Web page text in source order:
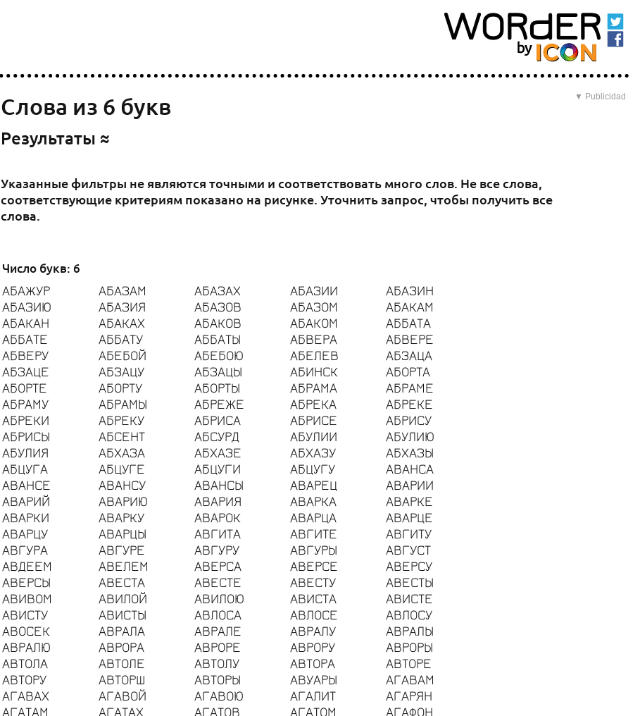
▼ Publicidad
Слова из 6 букв
Результаты ≈
Указанные фильтры не являются точными и соответствовать много слов. Не все слова,
соответствующие критериям показано на рисунке. Уточнить запрос, чтобы получить все
слова.
Число букв: 6
АБАЖУР
АБАЗАМ АБАЗАХ АБАЗИИ
АБАЗИН
АБАЗИЮ
АБАЗИЯ АБАЗОВ АБАЗОМ
АБАКАМ
АБАКАН
АБАКАХ АБАКОВ АБАКОМ
АББАТА
АББАТЕ
АББАТУ АББАТЫ АБВЕРА
АБВЕРЕ
АБВЕРУ
АБЕБОЙ АБЕБОЮ АБЕЛЕВ
АБЗАЦА
АБЗАЦЕ
АБЗАЦУ АБЗАЦЫ АБИНСК
АБОРТА
АБОРТЕ
АБОРТУ АБОРТЫ АБРАМА
АБРАМЕ
АБРАМУ
АБРАМЫ АБРЕЖЕ АБРЕКА
АБРЕКЕ
АБРЕКИ
АБРЕКУ АБРИСА АБРИСЕ
АБРИСУ
АБРИСЫ
АБСЕНТ АБСУРД АБУЛИИ
АБУЛИЮ
АБУЛИЯ
АБХАЗА АБХАЗЕ АБХАЗУ
АБХАЗЫ
АБЦУГА
АБЦУГЕ АБЦУГИ АБЦУГУ
АВАНСА
АВАНСЕ
АВАНСУ АВАНСЫ АВАРЕЦ
АВАРИИ
АВАРИЙ
АВАРИЮ АВАРИЯ АВАРКА
АВАРКЕ
АВАРКИ
АВАРКУ АВАРОК АВАРЦА
АВАРЦЕ
АВАРЦУ
АВАРЦЫ АВГИТА АВГИТЕ
АВГИТУ
АВГУРА
АВГУРЕ АВГУРУ АВГУРЫ
АВГУСТ
АВДЕЕМ
АВЕЛЕМ АВЕРСА АВЕРСЕ
АВЕРСУ
АВЕРСЫ
АВЕСТА АВЕСТЕ АВЕСТУ
АВЕСТЫ
АВИВОМ
АВИЛОЙ АВИЛОЮ АВИСТА
АВИСТЕ
АВИСТУ
АВИСТЫ АВЛОСА АВЛОСЕ
АВЛОСУ
АВОСЕК
АВРАЛА АВРАЛЕ АВРАЛУ
АВРАЛЫ
АВРАЛЮ
АВРОРА АВРОРЕ АВРОРУ
АВРОРЫ
АВТОЛА
АВТОЛЕ АВТОЛУ АВТОРА
АВТОРЕ
АВТОРУ
АВТОРШ АВТОРЫ АВУАРЫ
АГАВАМ
АГАВАХ
АГАВОЙ АГАВОЮ АГАЛИТ
АГАРЯН
АГАТАМ
АГАТАХ АГАТОВ АГАТОМ
АГАФОН